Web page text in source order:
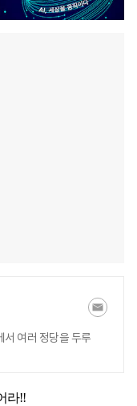
서 여러 정당을 두루